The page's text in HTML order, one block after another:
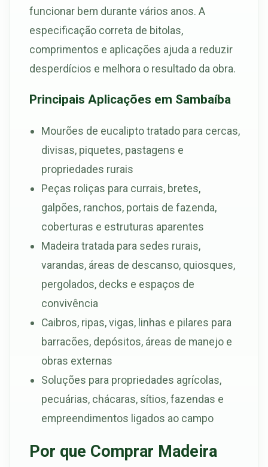
funcionar bem durante vários anos. A
especificação correta de bitolas,
comprimentos e aplicações ajuda a reduzir
desperdícios e melhora o resultado da obra.
Principais Aplicações em Sambaíba
Mourões de eucalipto tratado para cercas,
divisas, piquetes, pastagens e
propriedades rurais
Peças roliças para currais, bretes,
galpões, ranchos, portais de fazenda,
coberturas e estruturas aparentes
Madeira tratada para sedes rurais,
varandas, áreas de descanso, quiosques,
pergolados, decks e espaços de
convivência
Caibros, ripas, vigas, linhas e pilares para
barracões, depósitos, áreas de manejo e
obras externas
Soluções para propriedades agrícolas,
pecuárias, chácaras, sítios, fazendas e
empreendimentos ligados ao campo
Por que Comprar Madeira